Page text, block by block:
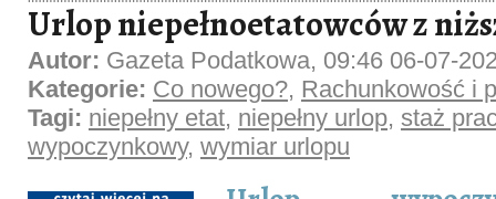
Urlop niepełnoetatowców z
Autor: Gazeta Podatkowa, 09:46 06-07-
Kategorie: Co nowego?, Rachunkowość i
Tagi: niepełny etat, niepełny urlop, staż
wypoczynkowy, wymiar urlopu